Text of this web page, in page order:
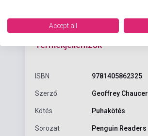
Termékjellemzők
ISBN 9781405862325
Szerző Geoffrey Chaucer
Kötés Puhakötés
Sorozat Penguin Readers
Accept all